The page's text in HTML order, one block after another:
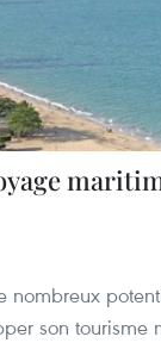
nombreux
son tourisme